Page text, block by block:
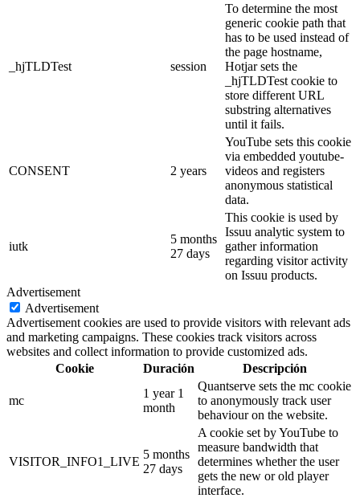
_hjTLDTest session
To determine the most
generic cookie path that
has to be used instead of
the page hostname,
Hotjar sets the
_hjTLDTest cookie to
store different URL
substring alternatives
until it fails.
CONSENT 2 years
YouTube sets this cookie
via embedded youtube-
videos and registers
anonymous statistical
data.
iutk
5 months
27 days
This cookie is used by
Issuu analytic system to
gather information
regarding visitor activity
on Issuu products.
Advertisement
Advertisement
Advertisement cookies are used to provide visitors with relevant ads
and marketing campaigns. These cookies track visitors across
websites and collect information to provide customized ads.
Cookie
Duración Descripción
mc
1 year 1
month
Quantserve sets the mc cookie
to anonymously track user
behaviour on the website.
VISITOR_INFO1_LIVE
5 months
27 days
A cookie set by YouTube to
measure bandwidth that
determines whether the user
gets the new or old player
interface.